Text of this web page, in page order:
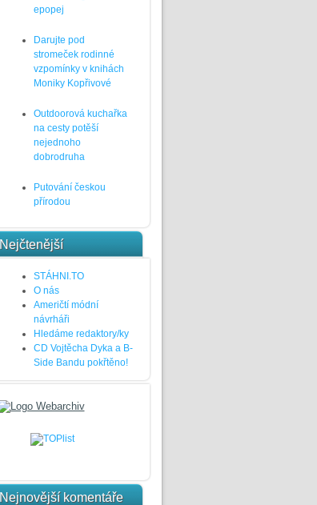
epopej
Darujte pod
stromeček rodinné
vzpomínky v knihách
Moniky Kopřivové
Outdoorová kuchařka
na cesty potěší
nejednoho
dobrodruha
Putování českou
přírodou
Nejčtenější
STÁHNI.TO
O nás
Američtí módní
návrháři
Hledáme redaktory/ky
CD Vojtěcha Dyka a B-
Side Bandu pokřtěno!
Nejnovější komentáře